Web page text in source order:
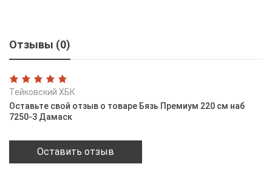
Отзывы (0)
Тейковский ХБК
Оставьте свой отзыв о товаре Бязь Премиум 220 см наб
7250-3 Дамаск
Оставить отзыв